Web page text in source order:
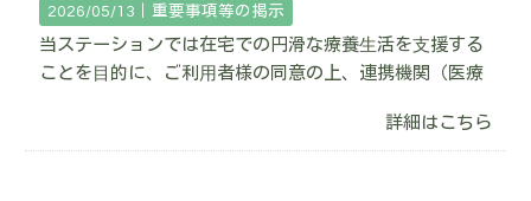
2026/05/13｜重要事項等の掲示
当ステーションでは在宅での円滑な療養⽣活を⽀援する
ことを⽬的に、ご利⽤者様の同意の上、連携機関（医療
詳細はこちら